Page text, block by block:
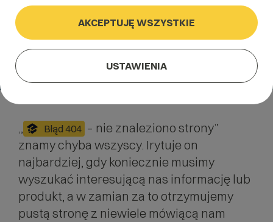
„ Błąd 404 – nie znaleziono strony”
znamy chyba wszyscy. Irytuje on
najbardziej, gdy koniecznie musimy
wyszukać interesującą nas informację lub
produkt, a w zamian za to otrzymujemy
pustą stronę z niewiele mówiącą nam
AKCEPTUJĘ WSZYSTKIE
USTAWIENIA